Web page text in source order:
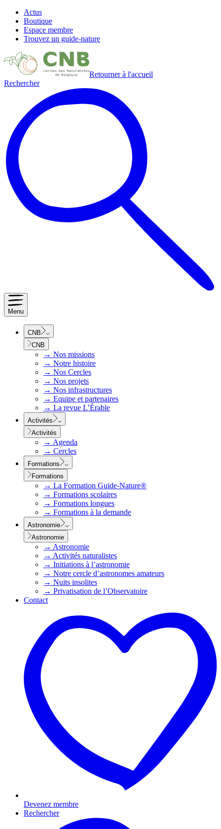
Actus
Boutique
Espace membre
Trouvez un guide-nature
Retourner à l'accueil
Rechercher
Menu
CNB
CNB
→ Nos missions
→ Notre histoire
→ Nos Cercles
→ Nos projets
→ Nos infrastructures
→ Equipe et partenaires
→ La revue L’Érable
Activités
Activités
→ Agenda
→ Cercles
Formations
Formations
→ La Formation Guide-Nature®
→ Formations scolaires
→ Formations longues
→ Formations à la demande
Astronomie
Astronomie
→ Astronomie
→ Activités naturalistes
→ Initiations à l’astronomie
→ Notre cercle d’astronomes amateurs
→ Nuits insolites
→ Privatisation de l’Observatoire
Contact
Devenez membre
Rechercher